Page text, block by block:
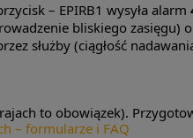
– EPIRB1 wysyła alarm
bliskiego zasięgu)
służby (ciągłość
to obowiązek).
– formularze i FAQ